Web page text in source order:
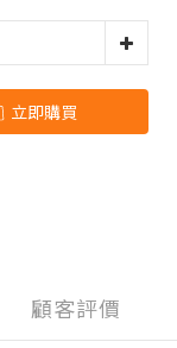
立即購買
顧客評價